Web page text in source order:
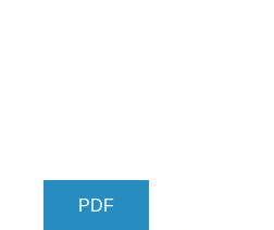
PDF